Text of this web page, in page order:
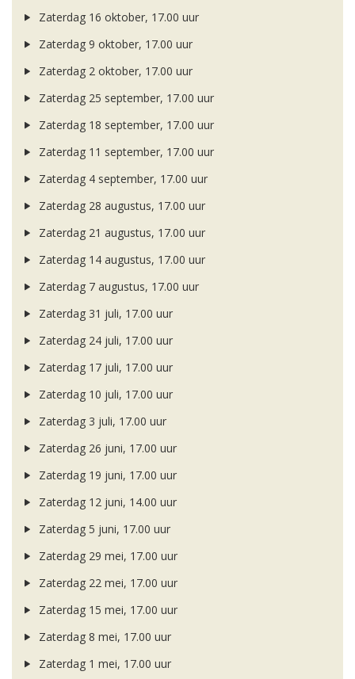
Zaterdag 16 oktober, 17.00 uur
Zaterdag 9 oktober, 17.00 uur
Zaterdag 2 oktober, 17.00 uur
Zaterdag 25 september, 17.00 uur
Zaterdag 18 september, 17.00 uur
Zaterdag 11 september, 17.00 uur
Zaterdag 4 september, 17.00 uur
Zaterdag 28 augustus, 17.00 uur
Zaterdag 21 augustus, 17.00 uur
Zaterdag 14 augustus, 17.00 uur
Zaterdag 7 augustus, 17.00 uur
Zaterdag 31 juli, 17.00 uur
Zaterdag 24 juli, 17.00 uur
Zaterdag 17 juli, 17.00 uur
Zaterdag 10 juli, 17.00 uur
Zaterdag 3 juli, 17.00 uur
Zaterdag 26 juni, 17.00 uur
Zaterdag 19 juni, 17.00 uur
Zaterdag 12 juni, 14.00 uur
Zaterdag 5 juni, 17.00 uur
Zaterdag 29 mei, 17.00 uur
Zaterdag 22 mei, 17.00 uur
Zaterdag 15 mei, 17.00 uur
Zaterdag 8 mei, 17.00 uur
Zaterdag 1 mei, 17.00 uur